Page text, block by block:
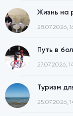
Жизнь на
28.07.2026,
Путь в
27.07.2026,
Туризм
25.07.2026,